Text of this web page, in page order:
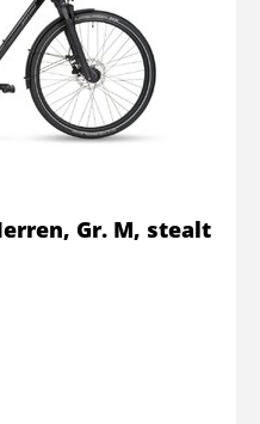
Gr. M, stealt